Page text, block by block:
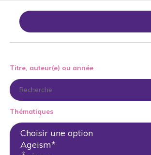
Titre, auteur(e) ou année
Thématiques